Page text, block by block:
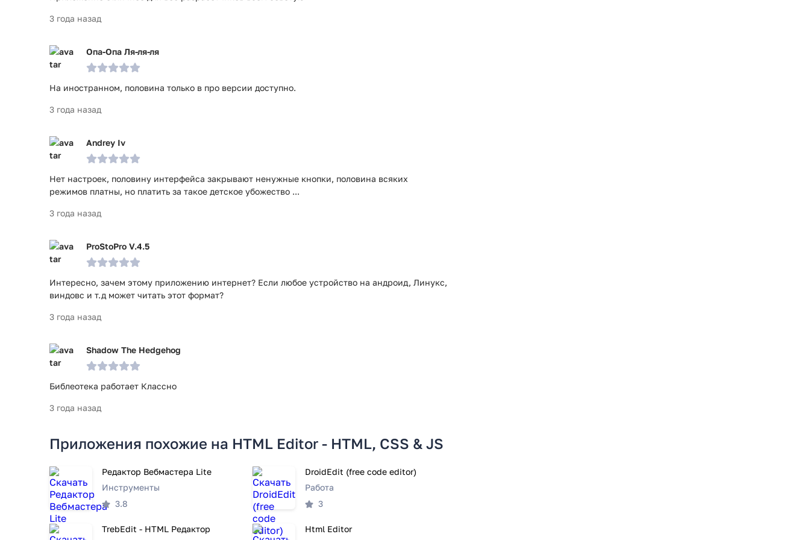
3 года назад
Опа-Опа Ля-ля-ля
На иностранном, половина только в про версии доступно.
3 года назад
Andrey Iv
Нет настроек, половину интерфейса закрывают ненужные кнопки, половина всяких
режимов платны, но платить за такое детское убожество ...
3 года назад
ProStoPro V.4.5
Интересно, зачем этому приложению интернет? Если любое устройство на андроид, Линукс,
виндовс и т.д может читать этот формат?
3 года назад
Shadow The Hedgehog
Библеотека работает Классно
3 года назад
Приложения похожие на HTML Editor - HTML, CSS & JS
Редактор Вебмастера Lite
Инструменты
3.8
DroidEdit (free code editor)
Работа
3
TrebEdit - HTML Pедактор
Html Editor